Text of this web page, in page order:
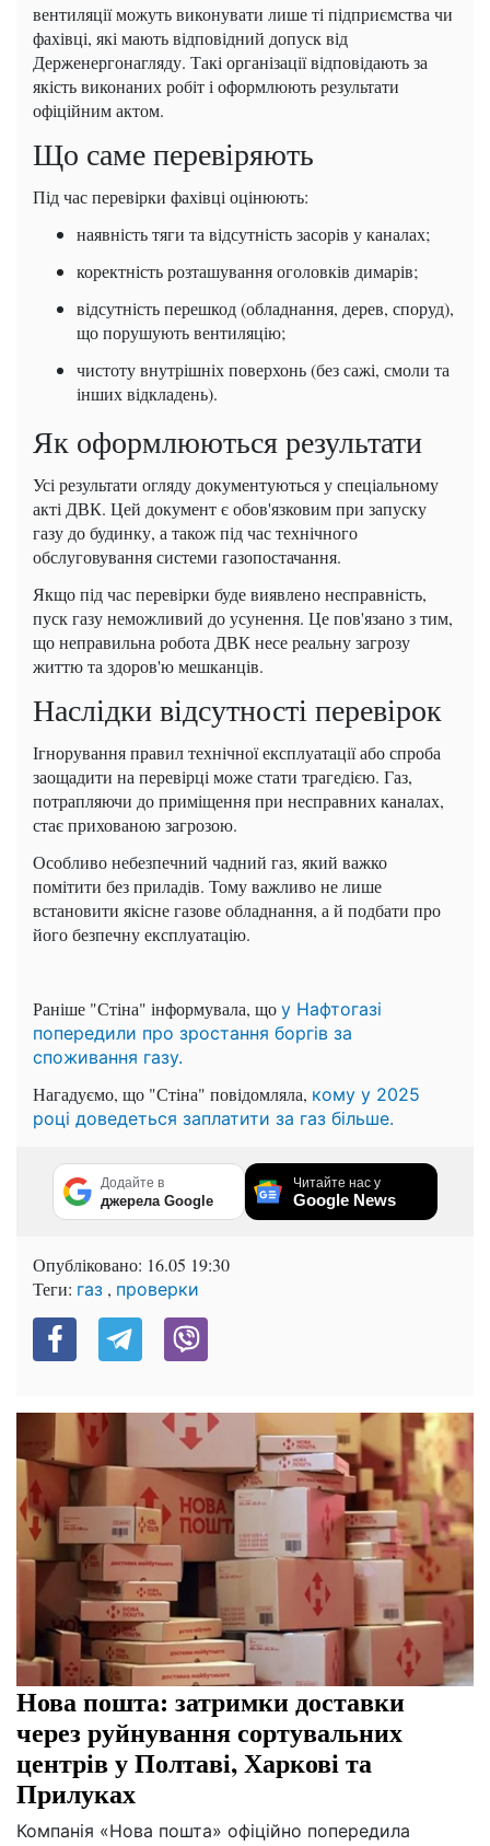
вентиляції можуть виконувати лише ті підприємства чи
фахівці, які мають відповідний допуск від
Держенергонагляду. Такі організації відповідають за
якість виконаних робіт і оформлюють результати
офіційним актом.
Що саме перевіряють
Під час перевірки фахівці оцінюють:
наявність тяги та відсутність засорів у каналах;
коректність розташування оголовків димарів;
відсутність перешкод (обладнання, дерев, споруд),
що порушують вентиляцію;
чистоту внутрішніх поверхонь (без сажі, смоли та
інших відкладень).
Як оформлюються результати
Усі результати огляду документуються у спеціальному
акті ДВК. ​​Цей документ є обов'язковим при запуску
газу до будинку, а також під час технічного
обслуговування системи газопостачання.
Якщо під час перевірки буде виявлено несправність,
пуск газу неможливий до усунення. Це пов'язано з тим,
що неправильна робота ДВК несе реальну загрозу
життю та здоров'ю мешканців.
Наслідки відсутності перевірок
Ігнорування правил технічної експлуатації або спроба
заощадити на перевірці може стати трагедією. Газ,
потрапляючи до приміщення при несправних каналах,
стає прихованою загрозою.
Особливо небезпечний чадний газ, який важко
помітити без приладів. Тому важливо не лише
встановити якісне газове обладнання, а й подбати про
його безпечну експлуатацію.
Раніше "Стіна" інформувала, що у Нафтогазі
попередили про зростання боргів за
споживання газу.
Нагадуємо, що "Стіна" повідомляла, кому у 2025
році доведеться заплатити за газ більше.
Додайте в
джерела Google
Читайте нас у
Google News
Опубліковано: 16.05 19:30
Теги: газ , проверки
Нова пошта: затримки доставки
через руйнування сортувальних
центрів у Полтаві, Харкові та
Прилуках
Компанія «Нова пошта» офіційно попередила